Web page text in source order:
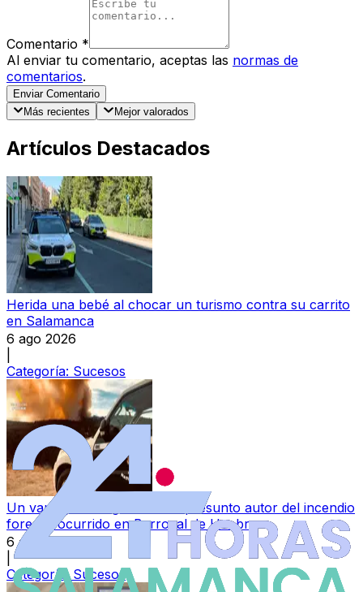
Comentario *
Al enviar tu comentario, aceptas las normas de
comentarios.
Enviar Comentario
Más recientes
Mejor valorados
Artículos Destacados
Herida una bebé al chocar un turismo contra su carrito
en Salamanca
6 ago 2026
Categoría: Sucesos
Un varón, investigado como presunto autor del incendio
forestal ocurrido en Berrocal de Huebra
6 ago 2026
Categoría:Sucesos